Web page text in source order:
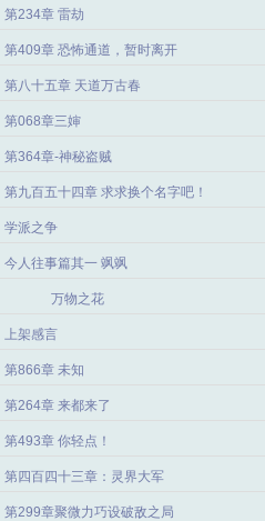
第234章 雷劫
第409章 恐怖通道，暂时离开
第八十五章 天道万古春
第068章三婶
第364章-神秘盗贼
第九百五十四章 求求换个名字吧！
学派之争
今人往事篇其一 飒飒
万物之花
上架感言
第866章 未知
第264章 来都来了
第493章 你轻点！
第四百四十三章：灵界大军
第299章聚微力巧设破敌之局